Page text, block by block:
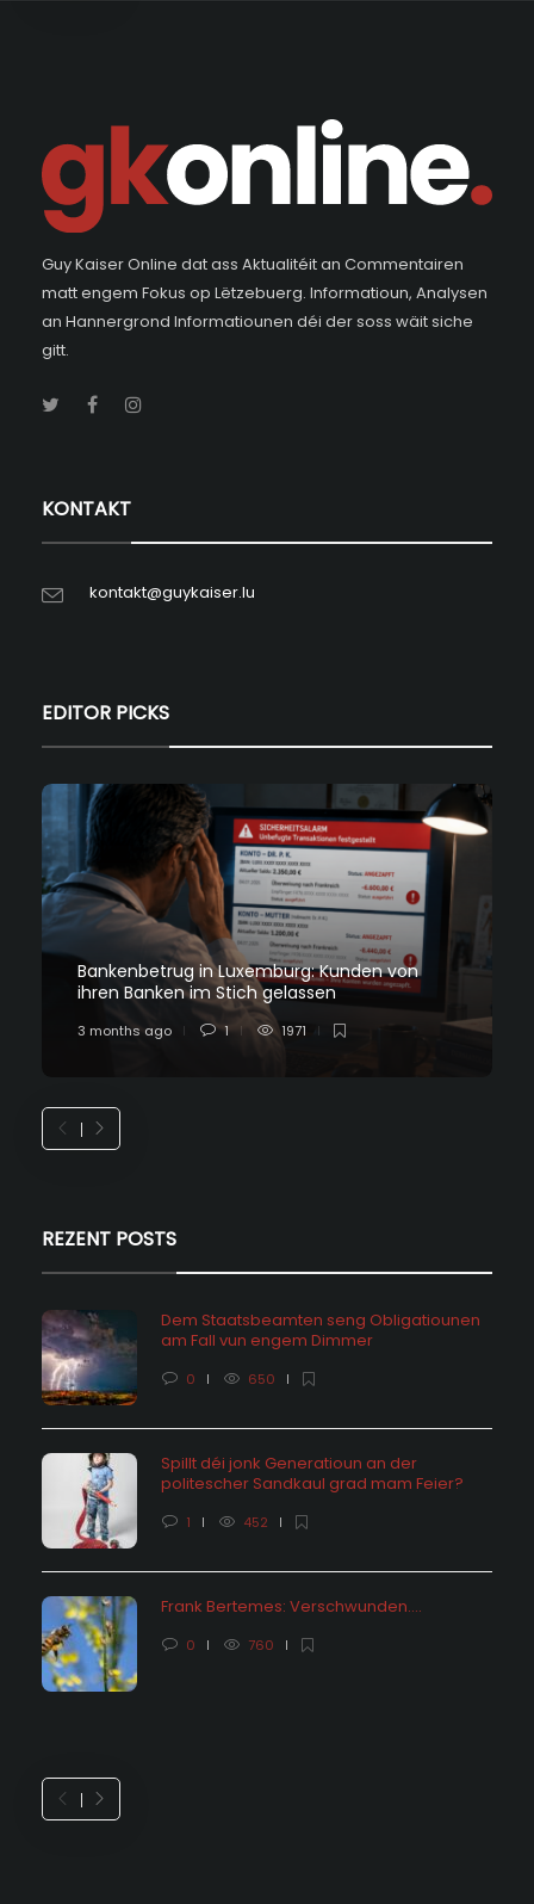
Guy Kaiser Online dat ass Aktualitéit an Commentairen
matt engem Fokus op Lëtzebuerg. Informatioun, Analysen
an Hannergrond Informatiounen déi der soss wäit siche
gitt.
KONTAKT
kontakt@guykaiser.lu
EDITOR PICKS
Bankenbetrug in Luxemburg: Kunden von
ihren Banken im Stich gelassen
3 months ago 1 1971
REZENT POSTS
Dem Staatsbeamten seng Obligatiounen
am Fall vun engem Dimmer
0 650
Spillt déi jonk Generatioun an der
politescher Sandkaul grad mam Feier?
1 452
Frank Bertemes: Verschwunden….
0 760